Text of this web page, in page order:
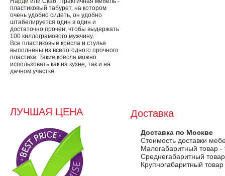
пластиковый табурет, на котором
очень удобно сидеть, он удобно
штабелируется один в один и
достаточно прочен, чтобы выдержать
100 киллограмового мужчину.
Все пластиковые кресла и стулья
выполнены из всепогодного прочного
пластика. Такие кресла можно
использовать как на кухне, так и на
дачном участке.
ЛУЧШАЯ ЦЕНА Доставка
Доставка по Москве
Стоимость доставки
Малогабаритный товар -
Среднегабаритный
Крупногабаритный